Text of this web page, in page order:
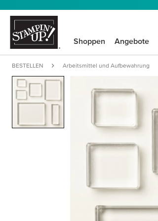
Shoppen Angebote
BESTELLEN Arbeitsmittel und Aufbewahrung